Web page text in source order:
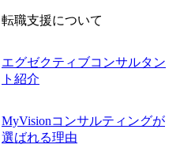
転職支援について
エグゼクティブコンサルタン
ト紹介
MyVisionコンサルティングが
選ばれる理由